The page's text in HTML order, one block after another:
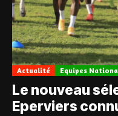
Actualité Equipes
Le nouveau
Eperviers